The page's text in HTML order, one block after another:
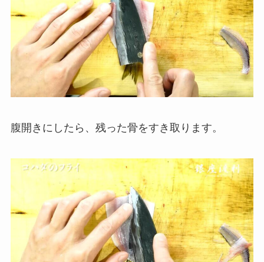
腹開きにしたら、残った骨をすき取ります。